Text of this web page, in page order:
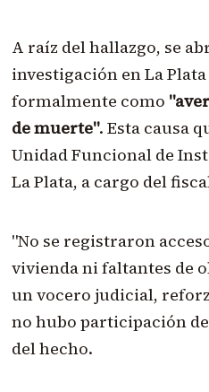
A raíz del hallazgo, se
investigación en La
formalmente como
de muerte". Esta causa
Unidad Funcional de
La Plata, a cargo del
"No se registraron
vivienda ni faltantes de
un vocero judicial,
no hubo participación
del hecho.